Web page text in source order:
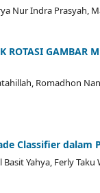
Nur Indra Prasyah,
ROTASI GAMBAR
Romadhon
Classifier
Yahya, Ferly